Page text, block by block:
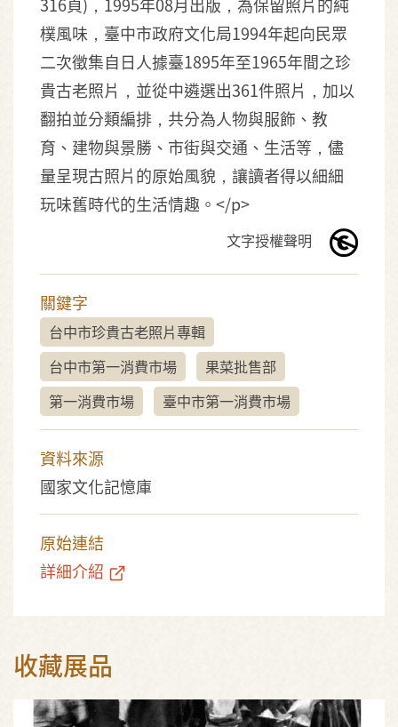
樸風味，臺中市政府文化局1994年起向民眾
二次徵集自日人據臺1895年至1965年間之珍
貴古老照片，並從中遴選出361件照片，加以
翻拍並分類編排，共分為人物與服飾、教
育、建物與景勝、市街與交通、生活等，儘
量呈現古照片的原始風貌，讓讀者得以細細
玩味舊時代的生活情趣。</p>
文字授權聲明
關鍵字
台中市珍貴古老照片專輯
台中市第一消費市場
果菜批售部
第一消費市場
臺中市第一消費市場
資料來源
國家文化記憶庫
原始連結
詳細介紹
收藏展品